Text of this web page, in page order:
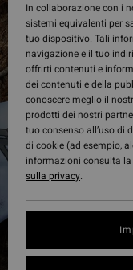
In collaborazione con i
sistemi equivalenti per
tuo dispositivo. Tali
navigazione e il tuo
offrirti contenuti e
dei contenuti e della
conoscere meglio il
prodotti dei nostri
tuo consenso all’uso di
di cookie (ad esempio,
informazioni consulta
sulla privacy.